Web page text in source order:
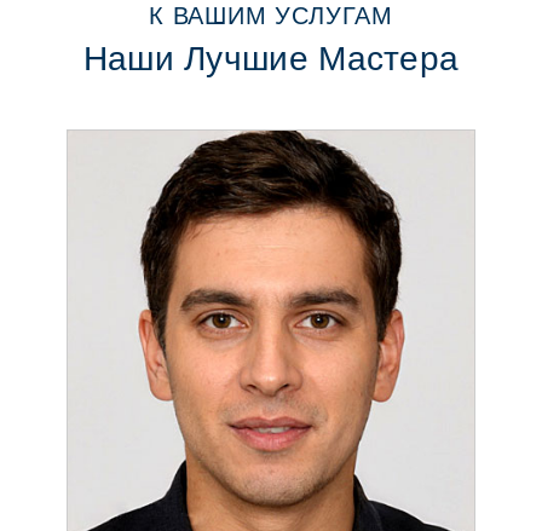
К ВАШИМ УСЛУГАМ
Наши Лучшие Мастера